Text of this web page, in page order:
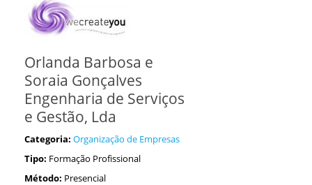
Orlanda Barbosa e
Soraia Gonçalves
Engenharia de Serviços
e Gestão, Lda
Categoria: Organização de Empresas
Tipo: Formação Profissional
Método: Presencial